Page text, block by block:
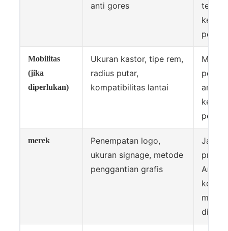
anti gores
Mobilitas
(jika
diperlukan)
Ukuran kastor, tipe rem,
radius putar,
kompatibilitas lantai
aman
ketika
penuh
merek
Penempatan logo,
ukuran signage, metode
penggantian grafis
Jaga
Anda
mudah